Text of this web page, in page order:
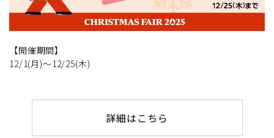
【開催期間】
12/1(月)～12/25(木)
詳細はこちら